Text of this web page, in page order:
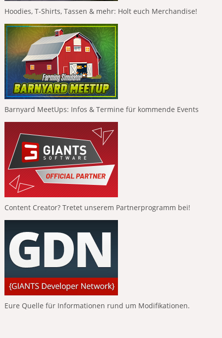
Hoodies, T-Shirts, Tassen & mehr: Holt euch Merchandise!
Barnyard MeetUps: Infos & Termine für kommende Events
Content Creator? Tretet unserem Partnerprogramm bei!
Eure Quelle für Informationen rund um Modifikationen.